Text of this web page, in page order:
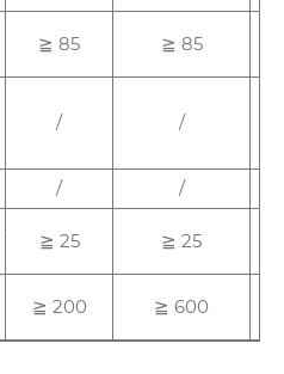
≧ 85 ≧ 85
/ /
/
/
≧ 25 ≧ 25
≧ 200 ≧ 600